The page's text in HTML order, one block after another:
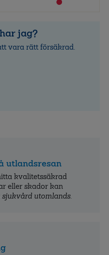
jag?
vara rätt försäkrad.
utlandsresan
kvalitets­säkrad
eller skador kan
utomlands.